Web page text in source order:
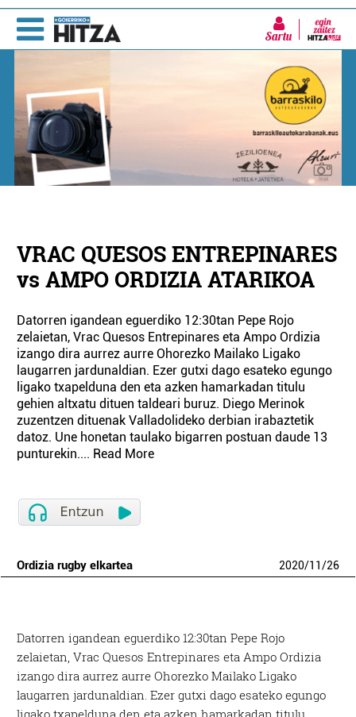
Sartu
VRAC QUESOS ENTREPINARES
vs AMPO ORDIZIA ATARIKOA
Datorren igandean eguerdiko 12:30tan Pepe Rojo
zelaietan, Vrac Quesos Entrepinares eta Ampo Ordizia
izango dira aurrez aurre Ohorezko Mailako Ligako
laugarren jardunaldian. Ezer gutxi dago esateko egungo
ligako txapelduna den eta azken hamarkadan titulu
gehien altxatu dituen taldeari buruz. Diego Merinok
zuzentzen dituenak Valladolideko derbian irabaztetik
datoz. Une honetan taulako bigarren postuan daude 13
punturekin.... Read More
Ordizia rugby elkartea 2020/11/26
Datorren igandean eguerdiko 12:30tan Pepe Rojo
zelaietan, Vrac Quesos Entrepinares eta Ampo Ordizia
izango dira aurrez aurre Ohorezko Mailako Ligako
laugarren jardunaldian. Ezer gutxi dago esateko egungo